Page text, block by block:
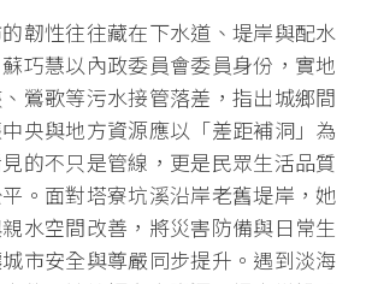
韌性往往藏在下水道、堤岸與配水
蘇巧慧以內政委員會委員身份，實地
鶯歌等污水接管落差，指出城鄉間
央與地方資源應以「差距補洞」為
的不只是管線，更是民眾生活品質
。 面對塔寮坑溪沿岸老舊堤岸，她
水空間改善， 將災害防備與日常生
市安全與尊嚴同步提升。 遇到淡海